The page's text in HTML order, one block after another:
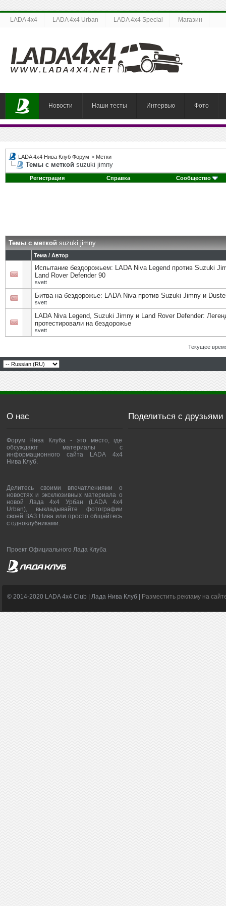
LADA 4x4 LADA 4x4 Urban LADA 4x4 Special Магазин
Новости Наши тесты Интервью Фото
LADA 4x4 Нива Клуб Форум > Метки
Темы с меткой suzuki jimny
Регистрация Справка Сообщество
Темы с меткойsuzuki jimny
Тема / Автор
Испытание бездорожьем: LADA Niva Legend против Suzuki
Land Rover Defender 90
svett
Битва на бездорожье: LADA Niva против Suzuki Jimny и
svett
LADA Niva Legend, Suzuki Jimny и Land Rover Defender:
протестировали на бездорожье
svett
Текущее
О нас
Форум Нива Клуба - это место, где
обсуждают материалы с
информационного сайта LADA 4x4
Нива Клуб.
Делитесь своими впечатлениями о
новостях и эксклюзивных материала о
новой Лада 4х4 Урбан (LADA 4x4
Urban), выкладывайте фотографии
своей ВАЗ Нива или просто общайтесь
с одноклубниками.
Проект Официального Лада Клуба
Поделиться с друзьями
© 2014-2020 LADA 4x4 Club | Лада Нива Клуб | Разместить рекламу на